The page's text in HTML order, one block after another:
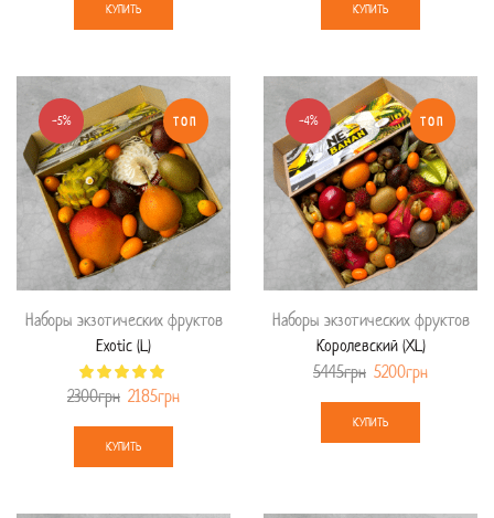
КУПИТЬ КУПИТЬ
-5% ТОП
Наборы экзотических фруктов
Exotic (L)
2300грн 2185грн
КУПИТЬ
-4% ТОП
Наборы экзотических фруктов
Королевский (XL)
5445грн 5200грн
КУПИТЬ